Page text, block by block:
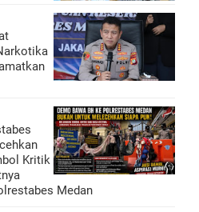
Kritik
Medan